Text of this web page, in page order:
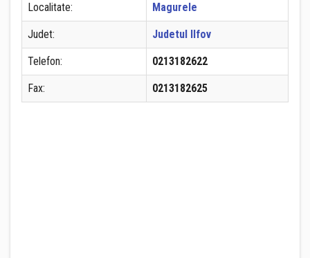
Localitate: Magurele
Judet: Judetul Ilfov
Telefon: 0213182622
Fax: 0213182625